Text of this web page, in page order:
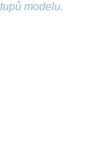
modelu.